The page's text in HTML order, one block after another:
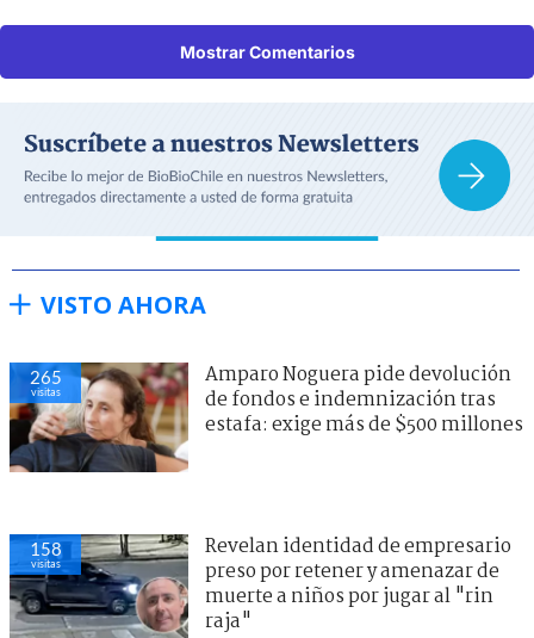
Mostrar Comentarios
VISTO AHORA
265
visitas
Amparo Noguera pide devolución
de fondos e indemnización tras
estafa: exige más de $500 millones
158
visitas
Revelan identidad de empresario
preso por retener y amenazar de
muerte a niños por jugar al "rin
raja"